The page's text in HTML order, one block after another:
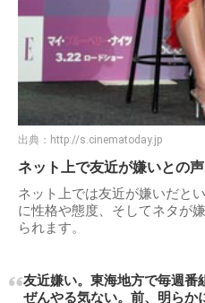
出典： http://s.cinematoday.jp
ネット上で友近が嫌いとの
ネット上では友近が嫌いだと
に性格や態度、そしてネタが
られます。
友近嫌い。東海地方で毎週番
ぜんやる気ない。前、明らか